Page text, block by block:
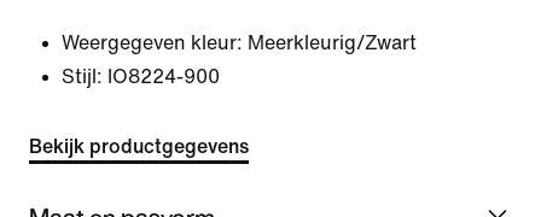
Weergegeven kleur: Meerkleurig/Zwart
Stijl: IO8224-900
Bekijk productgegevens